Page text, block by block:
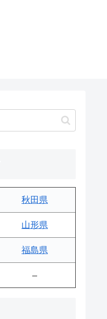
秋田県
山形県
福島県
–